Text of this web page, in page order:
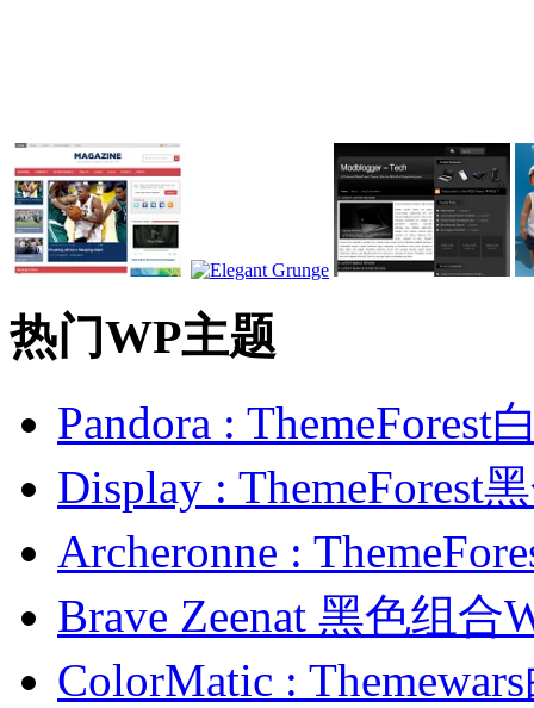
热门WP主题
Pandora : ThemeForest
Display : ThemeForest
Archeronne :
Brave Zeenat 黑色组合
ColorMatic :